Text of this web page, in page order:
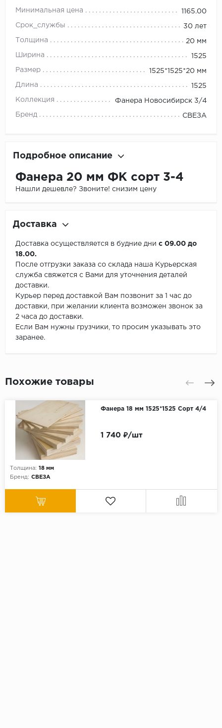
Минимальная цена 1165.00
Срок_службы 30 лет
Толщина 20 мм
Ширина 1525
Размер 1525*1525*20 мм
Длина 1525
Коллекция Фанера Новосибирск 3/4
Бренд СВЕЗА
Подробное описание
Фанера 20 мм ФК сорт 3-4
Нашли дешевле? Звоните! снизим цену
Доставка
Доставка осуществляется в будние дни с 09.00 до
18.00.
После отгрузки заказа со склада наша Курьерская
служба свяжется с Вами для уточнения деталей
доставки.
Курьер перед доставкой Вам позвонит за 1 час до
доставки, при желании клиента возможен звонок за
2 часа до доставки.
Если Вам нужны грузчики, то просим указывать это
заранее.
Похожие товары
Фанера 18 мм 1525*1525 Сорт 4/4
Толщина: 18 мм
Бренд: СВЕЗА
1 740 ₽/шт